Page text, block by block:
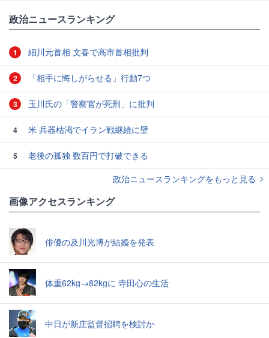
政治ニュースランキング
1 細川元首相 文春で高市首相批判
2 「相手に悔しがらせる」行動7つ
3 玉川氏の「警察官が死刑」に批判
4 米 兵器枯渇でイラン戦継続に壁
5
老後の孤独 数百円で打破できる
政治ニュースランキングをもっと見る
画像アクセスランキング
俳優の及川光博が結婚を発表
体重62kg→82kgに 寺田心の生活
中日が新庄監督招聘を検討か